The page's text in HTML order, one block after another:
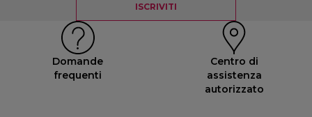
ISCRIVITI
Domande
frequenti
Centro di
assistenza
autorizzato